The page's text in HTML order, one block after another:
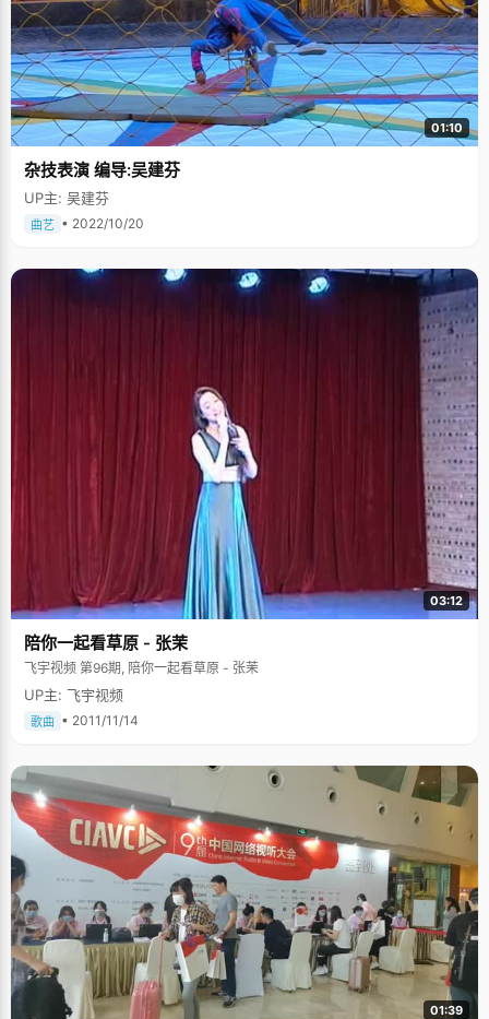
01:10
杂技表演 编导:吴建芬
UP主: 吴建芬
曲艺 • 2022/10/20
03:12
陪你一起看草原 - 张茉
飞宇视频 第96期, 陪你一起看草原 - 张茉
UP主: 飞宇视频
歌曲 • 2011/11/14
01:39